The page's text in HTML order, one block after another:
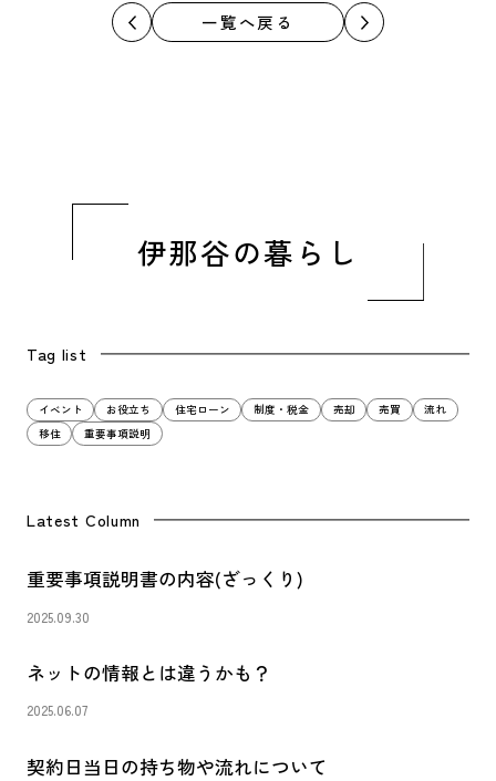
一覧へ戻る
伊那谷の暮らし
Tag list
イベント お役立ち 住宅ローン 制度・税金 売却 売買
流れ
移住
重要事項説明
Latest Column
重要事項説明書の内容(ざっくり)
2025.09.30
ネットの情報とは違うかも？
2025.06.07
契約日当日の持ち物や流れについて